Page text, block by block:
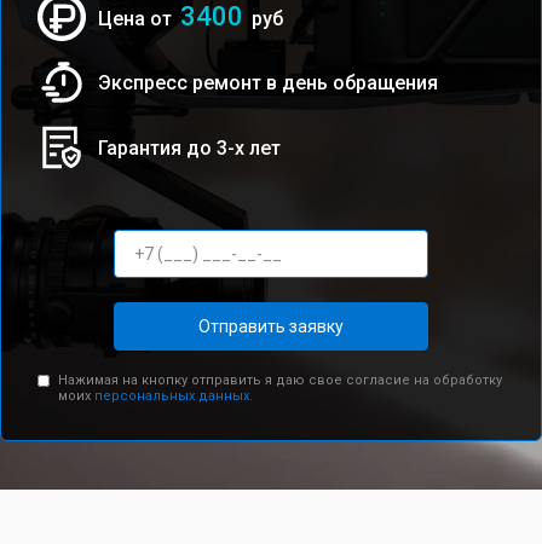
Цена от 3400 руб
Экспресс ремонт в день обращения
Гарантия до 3-х лет
Отправить заявку
Нажимая на кнопку отправить я даю свое согласие на обработку
моих персональных данных.